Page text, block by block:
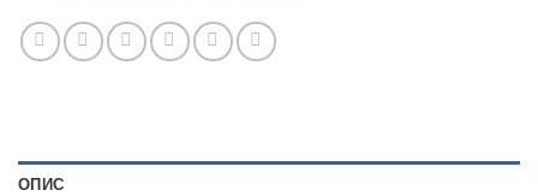
ОПИС